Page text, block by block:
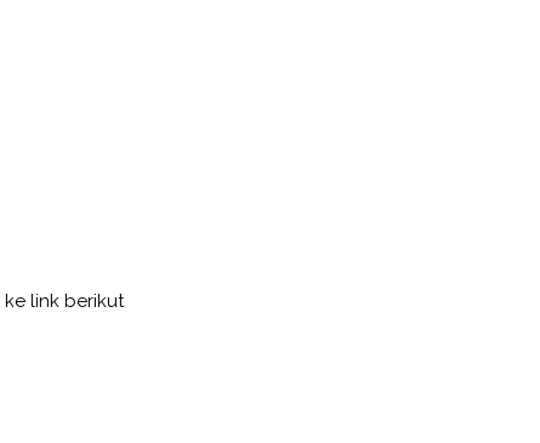
ke link berikut